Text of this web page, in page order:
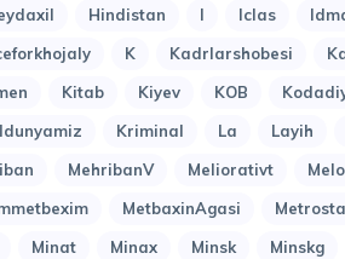
Hindistan I Iclas
K Kadrlarshobesi
Kitab Kiyev KOB
Kriminal La Layih
MehribanV Meliorativt
MetbaxinAgasi
Minat Minax Minsk Minskg